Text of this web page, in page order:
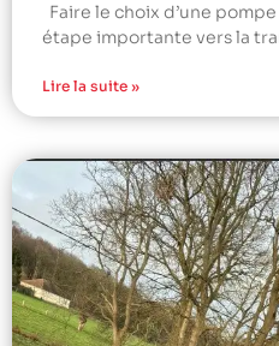
Faire le choix d’une
étape importante vers la
Lire la suite »